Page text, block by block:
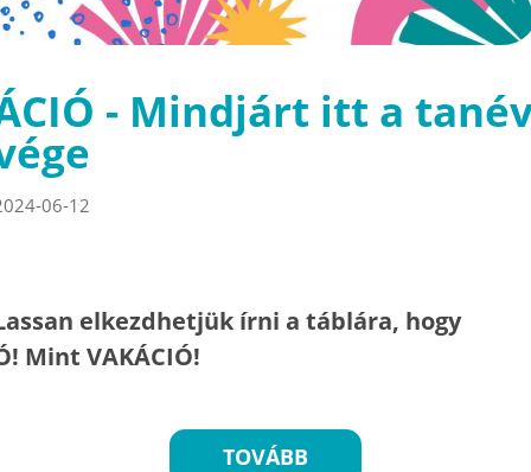
- Mindjárt itt a
06-12
elkezdhetjük írni a táblára, hogy
Mint VAKÁCIÓ!
TOVÁBB